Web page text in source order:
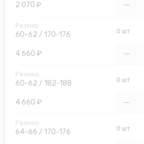
2 070 ₽
60-62 / 170-176 0 шт
4 660 ₽
60-62 / 182-188 0 шт
4 660 ₽
64-66 / 170-176 0 шт